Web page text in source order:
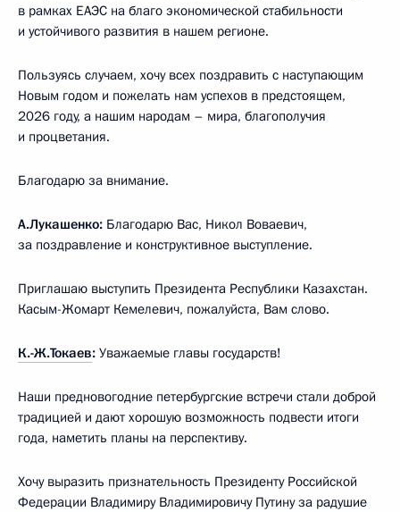
в рамках ЕАЭС на благо экономической стабильности
и устойчивого развития в нашем регионе.
Пользуясь случаем, хочу всех поздравить с наступающим
Новым годом и пожелать нам успехов в предстоящем,
2026 году, а нашим народам – мира, благополучия
и процветания.
Благодарю за внимание.
А.Лукашенко: Благодарю Вас, Никол Воваевич,
за поздравление и конструктивное выступление.
Приглашаю выступить Президента Республики Казахстан.
Касым-Жомарт Кемелевич, пожалуйста, Вам слово.
К.-Ж.Токаев: Уважаемые главы государств!
Наши предновогодние петербургские встречи стали доброй
традицией и дают хорошую возможность подвести итоги
года, наметить планы на перспективу.
Хочу выразить признательность Президенту Российской
Федерации Владимиру Владимировичу Путину за радушие